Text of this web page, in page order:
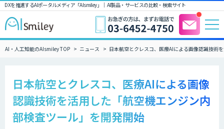
DXを推進するAIポータルメディア「AIsmiley」｜ AI製品・サービスの比較・検索サイト
AI・人工知能のAIsmiley TOP ニュース 日本航空とクレスコ、医療AIによる画像認識技術
日本航空とクレスコ、医療AIによる画像
認識技術を活用した「航空機エンジン内
部検査ツール」を開発開始